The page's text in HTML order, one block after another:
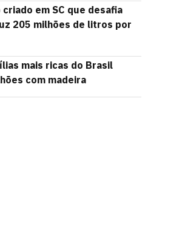
em SC que desafia
205 milhões de litros por
mais ricas do Brasil
com madeira